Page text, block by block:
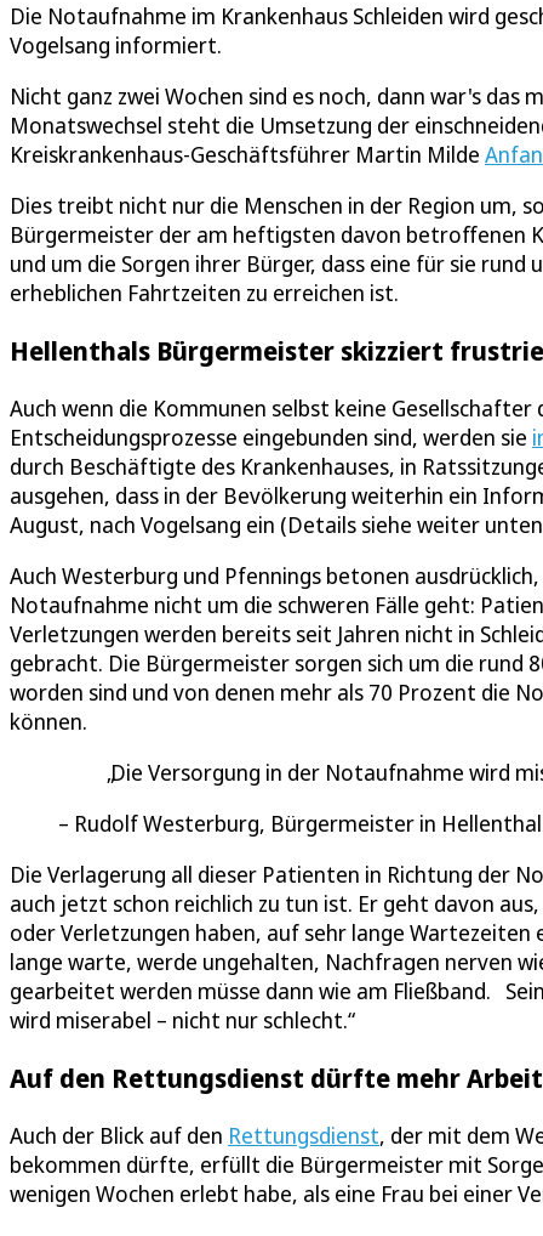
Die Notaufnahme im Krankenhaus Schleiden wird
Vogelsang informiert.
Nicht ganz zwei Wochen sind es noch, dann war's das
Monatswechsel steht die Umsetzung der
Kreiskrankenhaus-Geschäftsführer Martin Milde
Dies treibt nicht nur die Menschen in der Region um,
Bürgermeister der am heftigsten davon betroffenen
und um die Sorgen ihrer Bürger, dass eine für sie
erheblichen Fahrtzeiten zu erreichen ist.
Hellenthals Bürgermeister skizziert
Auch wenn die Kommunen selbst keine
Entscheidungsprozesse eingebunden sind, werden sie
durch Beschäftigte des Krankenhauses, in
ausgehen, dass in der Bevölkerung weiterhin ein
August, nach Vogelsang ein (Details siehe weiter
Auch Westerburg und Pfennings betonen
Notaufnahme nicht um die schweren Fälle geht:
Verletzungen werden bereits seit Jahren nicht in
gebracht. Die Bürgermeister sorgen sich um die rund
worden sind und von denen mehr als 70 Prozent die
können.
Die Versorgung in der Notaufnahme wird
Rudolf Westerburg, Bürgermeister in Hellenthal
Die Verlagerung all dieser Patienten in Richtung der
auch jetzt schon reichlich zu tun ist. Er geht davon
oder Verletzungen haben, auf sehr lange
lange warte, werde ungehalten, Nachfragen nerven
gearbeitet werden müsse dann wie am Fließband.
wird miserabel – nicht nur schlecht.“
Auf den Rettungsdienst dürfte mehr
Auch der Blick auf den Rettungsdienst, der mit dem
bekommen dürfte, erfüllt die Bürgermeister mit
wenigen Wochen erlebt habe, als eine Frau bei einer